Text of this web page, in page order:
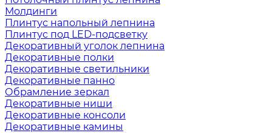
Молдинги
Плинтус напольный лепнина
Плинтус под LED-подсветку
Декоративный уголок лепнина
Декоративные полки
Декоративные светильники
Декоративные панно
Обрамление зеркал
Декоративные ниши
Декоративные консоли
Декоративные камины